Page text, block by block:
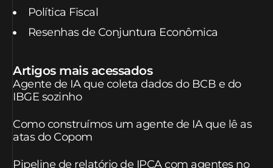
Política Fiscal
Resenhas de Conjuntura Econômica
Artigos mais acessados
Agente de IA que coleta dados do BCB e do
IBGE sozinho
Como construímos um agente de IA que lê as
atas do Copom
Pipeline de relatório de IPCA com agentes no